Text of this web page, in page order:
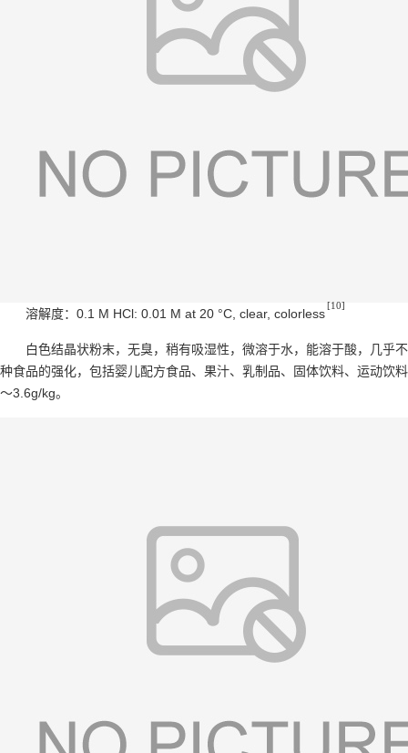
溶解度：0.1 M HCl: 0.01 M at 20 °C, clear, colorless
[10]
白色结晶状粉末，无臭，稍有吸湿性，微溶于水，能溶于酸，几
种食品的强化，包括婴儿配方食品、果汁、乳制品、固体饮料、运动饮
～3.6g/kg。